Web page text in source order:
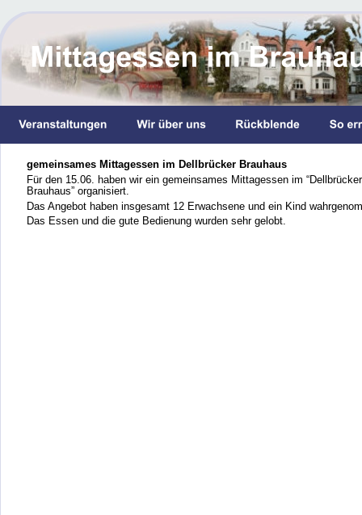
gemeinsames Mittagessen im Dellbrücker Brauhaus
Für den 15.06. haben wir ein gemeinsames Mittagessen im
Brauhaus” organisiert.
Das Angebot haben insgesamt 12 Erwachsene und ein Kind
Das Essen und die gute Bedienung wurden sehr gelobt.